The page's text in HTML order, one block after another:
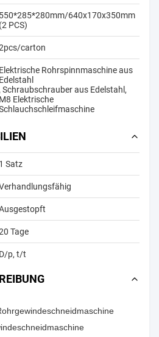
550*285*280mm/640x170x350mm
(2 PCS)
carton
Elektrische Rohrspinnmaschine aus
Edelstahl
Schraubschrauber aus Edelstahl ,
M8 Elektrische
1 Satz
Tage
D/p, t/t